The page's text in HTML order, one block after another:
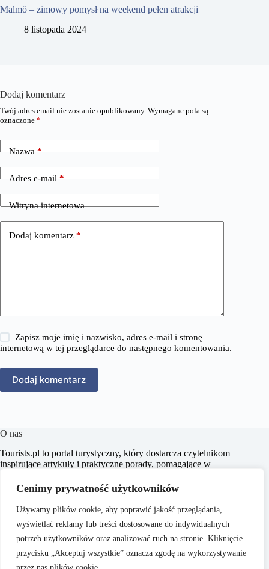
Cenimy prywatność użytkowników
Używamy plików cookie, aby poprawić jakość przeglądania,
wyświetlać reklamy lub treści dostosowane do indywidualnych
potrzeb użytkowników oraz analizować ruch na stronie. Kliknięcie
przycisku „Akceptuj wszystkie” oznacza zgodę na wykorzystywanie
Malmö – zimowy pomysł na weekend pełen atrakcji
8 listopada 2024
Dodaj komentarz
Twój adres email nie zostanie opublikowany. Wymagane pola są
oznaczone *
Nazwa*
Adres e-mail*
Witryna internetowa
Dodaj komentarz *
Zapisz moje imię i nazwisko, adres e-mail i stronę
internetową w tej przeglądarce do następnego komentowania.
Dodaj komentarz
O nas
​Tourists.pl to portal turystyczny, który dostarcza czytelnikom
inspirujące artykuły i praktyczne porady, pomagające w
wspieranie pasjonatów turystyki w odkrywaniu nowych
miejsc oraz kultur, dostarczając rzetelnych i aktualnych
informacji.